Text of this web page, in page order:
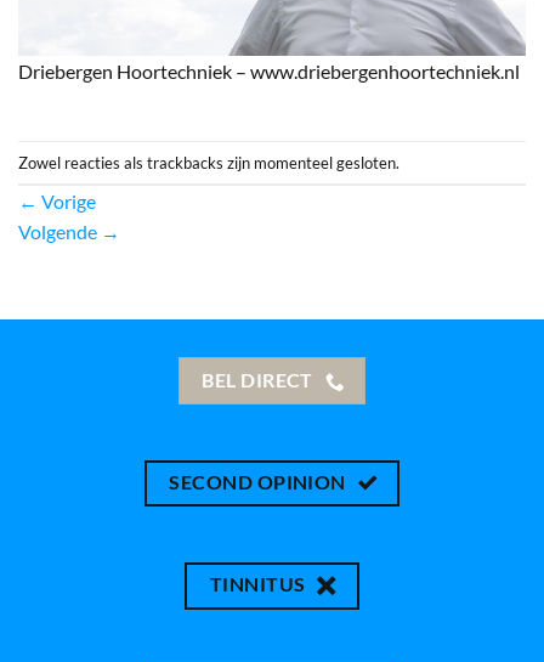
Driebergen Hoortechniek – www.driebergenhoortechniek.nl
Zowel reacties als trackbacks zijn momenteel gesloten.
← Vorige
Volgende →
BEL DIRECT
SECOND OPINION
TINNITUS